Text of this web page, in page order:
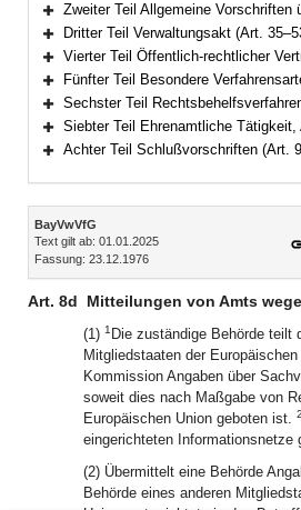
Bereich erweitern
Zweiter Teil Allgemeine Vorschriften über das
Bereich erweitern
Dritter Teil Verwaltungsakt (Art.
Bereich erweitern
Vierter Teil Öffentlich-rechtlicher
Bereich erweitern
Fünfter Teil Besondere
Bereich erweitern
Sechster Teil
Bereich erweitern
Siebter Teil Ehrenamtliche
Achter Teil Schlußvorschriften (Art.
Inhalt
BayVwVfG
Text gilt ab: 01.01.2025
Fassung: 23.12.1976
Art. 8d Mitteilungen von Amts
(1) 1 Die zuständige Behörde teilt
Mitgliedstaaten der
Kommission Angaben über
soweit dies nach Maßgabe von
Europäischen Union geboten ist. 2
eingerichteten Informationsnetze
(2) Übermittelt eine Behörde
Behörde eines anderen